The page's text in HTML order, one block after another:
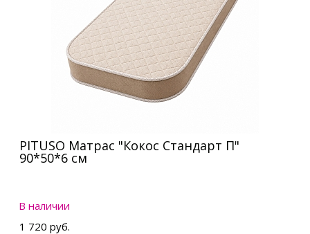
PITUSO Матрас "Кокос Стандарт П"
90*50*6 см
В наличии
1 720 руб.